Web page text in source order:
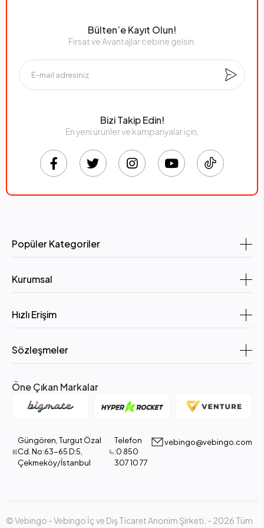
Bülten’e Kayıt Olun!
Fırsat ve Avantajlar cebine gelsin.
Bizi Takip Edin!
En yeni ürünler ve kampanyalar için,
Popüler Kategoriler
Kurumsal
Hızlı Erişim
Sözleşmeler
Öne Çıkan Markalar
Güngören, Turgut Özal
Cd. No:63-65 D:5,
Çekmeköy/İstanbul
Telefon
:0 850
307 10 77
vebingo@vebingo.com
© Vebingo - Vebingo İç ve Dış Ticaret Anonim Şirketi. - 2026 Tüm